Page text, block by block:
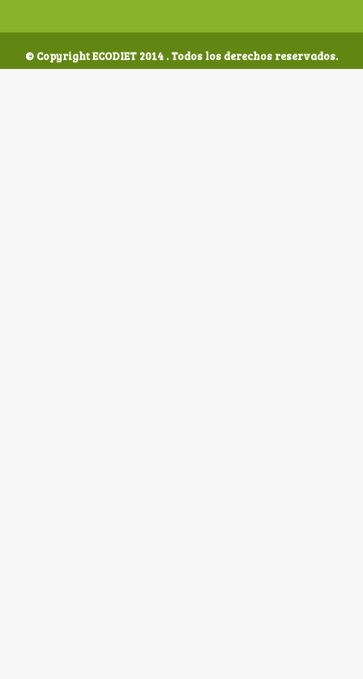
© Copyright ECODIET 2014 . Todos los derechos reservados.